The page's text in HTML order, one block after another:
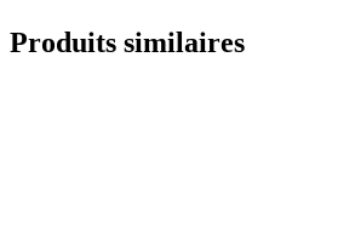
Produits similaires